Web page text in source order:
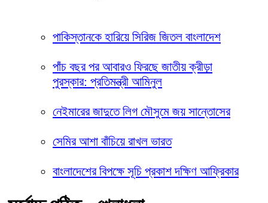
পাকিস্তানকে হারিয়ে সিরিজ জিতল বাংলাদেশ
পাঁচ বছর পর আবারও ফিরছে জাতীয় ক্রীড়া
পুরস্কার: প্রতিমন্ত্রী আমিনুল
নেইমারের জাদুতে লিগ মৌসুমে জয় সান্তোসের
সেমির আশা বাঁচিয়ে রাখল ভারত
বাংলাদেশের বিপক্ষে সূচি প্রকাশ দক্ষিণ আফ্রিকার